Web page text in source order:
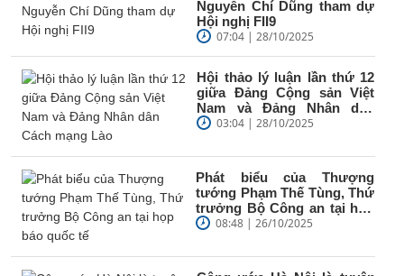
Nguyễn Chí Dũng tham dự
Hội nghị FII9
07:04 | 28/10/2025
Hội thảo lý luận lần thứ 12
giữa Đảng Cộng sản Việt
Nam và Đảng Nhân dân
Cách mạng Lào
03:04 | 28/10/2025
Phát biểu của Thượng
tướng Phạm Thế Tùng, Thứ
trưởng Bộ Công an tại họp
báo quốc tế
08:48 | 26/10/2025